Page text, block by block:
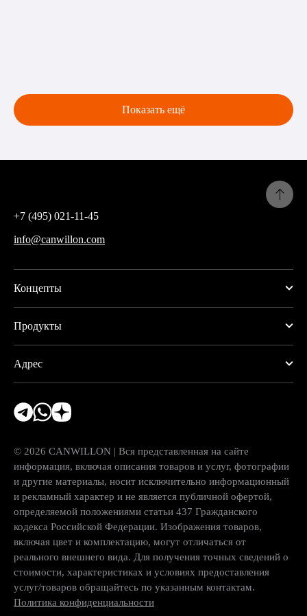
Показать ещё
+7 (495) 021-11-45
info@canwillon.com
Концепты
Продукты
Адрес
© 2026 CANWILLON | Вся представленная на сайте
информация, включая описания товаров и услуг, фотографии
и другие материалы, носит исключительно информационный
и рекламный характер и не является публичной офертой,
определяемой положениями статьи 437 Гражданского
кодекса Российской Федерации. Изображения товаров,
включая цвет и комплектацию, могут отличаться от
реального внешнего вида. Для получения точных сведений о
стоимости, характеристиках и условиях предоставления
услуг/товаров обращайтесь по указанным контактам.
Политика конфиденциальности